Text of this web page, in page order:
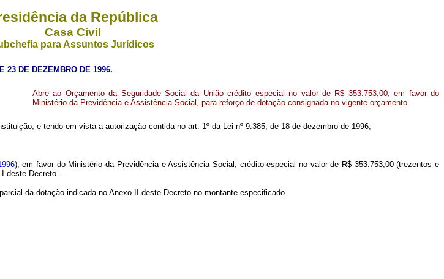
da República
Casa Civil
para Assuntos Jurídicos
23 DE DEZEMBRO DE 1996.
Abre ao Orçamento da Seguridade Social da União crédito especial no valor de R$ 353.753,00, em favor do
Ministério da Previdência e Assistência Social, para reforço de dotação consignada no vigente orçamento.
e tendo em vista a autorização contida no art. 1º da Lei nº 9.385, de 18 de dezembro de 1996,
), em favor do Ministério da Previdência e Assistência Social, crédito especial no valor de R$ 353.753,00 (trezentos e
deste Decreto.
da dotação indicada no Anexo II deste Decreto no montante especificado.